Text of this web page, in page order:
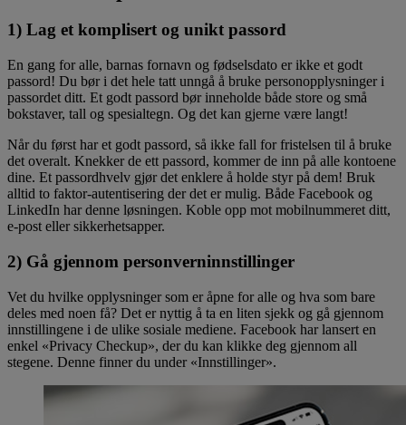
1) Lag et komplisert og unikt passord
En gang for alle, barnas fornavn og fødselsdato er ikke et godt
passord! Du bør i det hele tatt unngå å bruke personopplysninger i
passordet ditt. Et godt passord bør inneholde både store og små
bokstaver, tall og spesialtegn. Og det kan gjerne være langt!
Når du først har et godt passord, så ikke fall for fristelsen til å bruke
det overalt. Knekker de ett passord, kommer de inn på alle kontoene
dine. Et passordhvelv gjør det enklere å holde styr på dem! Bruk
alltid to faktor-autentisering der det er mulig. Både Facebook og
LinkedIn har denne løsningen. Koble opp mot mobilnummeret ditt,
e-post eller sikkerhetsapper.
2) Gå gjennom personverninnstillinger
Vet du hvilke opplysninger som er åpne for alle og hva som bare
deles med noen få? Det er nyttig å ta en liten sjekk og gå gjennom
innstillingene i de ulike sosiale mediene. Facebook har lansert en
enkel «Privacy Checkup», der du kan klikke deg gjennom all
stegene. Denne finner du under «Innstillinger».